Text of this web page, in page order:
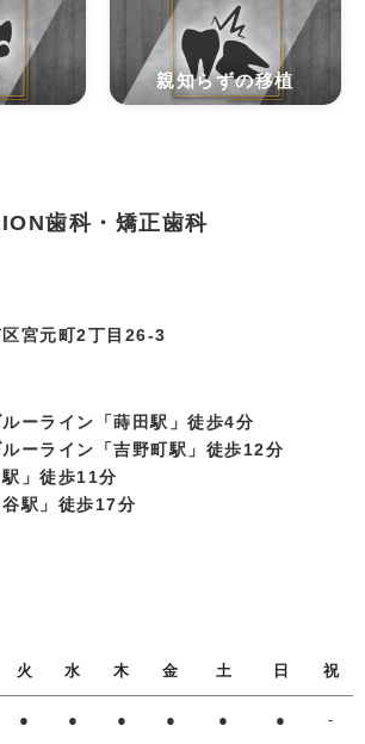
親知らずの移植
歯科・矯正歯科
宮元町2丁目26-3
ーライン「蒔田駅」徒歩4分
ーライン「吉野町駅」徒歩12分
」徒歩11分
駅」徒歩17分
火 水 木 金 土 日 祝
● ● ● ● ● ● -